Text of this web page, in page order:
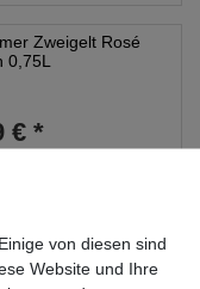
Zweigelt Rosé
0,75L
€ *
Chardonnay &
trocken 0,75L
von diesen sind
Website und Ihre